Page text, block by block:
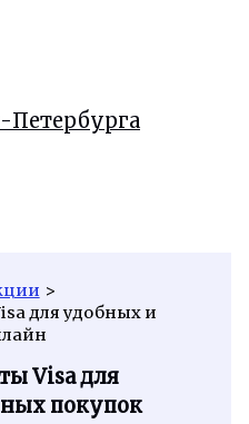
Петербурга
для удобных и
Visa для
покупок